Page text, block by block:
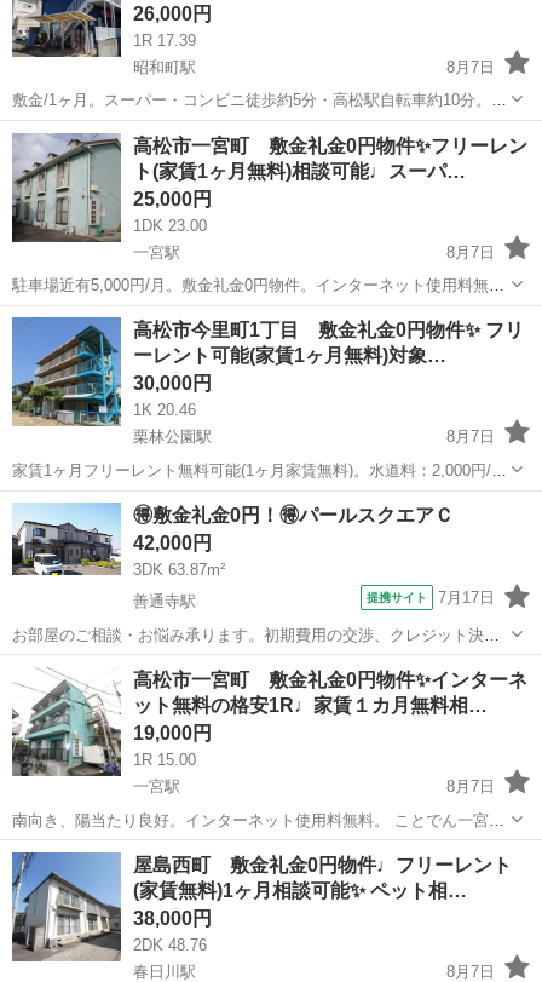
26,000円
1R 17.39
昭和町駅
8月7日
敷金/1ヶ月。スーパー・コンビニ徒歩約5分・高松駅自転車約10分。香
川大学自転車約5分。 ※住所のピンは正確では無い可能性ございます
ので、現地確認や内見ご希望の際はご連絡下さい。 ※お部屋のクリー
ニング費用は退去時...
香川 高松市 昭和町駅 アパート 物件
高松市一宮町 敷金礼金0円物件✨フリーレン
ト(家賃1ヶ月無料)相談可能♩スーパ…
25,000円
1DK 23.00
一宮駅
8月7日
駐車場近有5,000円/月。敷金礼金0円物件。インターネット使用料無
料。ことでん一宮駅まで徒歩４分の単身者向け物件です。室内洗濯機
置場あり。家電レンタル相談可能。 ※住所のピンは正確では無い可能
性ございますので、現...
香川 高松市 一宮駅 アパート 物件
高松市今里町1丁目 敷金礼金0円物件✨ フリ
ーレント可能(家賃1ヶ月無料)対象…
30,000円
1K 20.46
栗林公園駅
8月7日
家賃1ヶ月フリーレント無料可能(1ヶ月家賃無料)。水道料：2,000円/
月。インターネット無料。 ※住所のピンは正確では無い可能性ござい
ますので、現地確認や内見ご希望の際はご連絡下さい。 ※お部屋のク
リーニン...
香川 高松市 栗林公園駅 アパート 無料
🉐敷金礼金0円！🉐パールスクエアＣ
42,000円
3DK 63.87m²
善通寺駅
提携サイト 7月17日
お部屋のご相談・お悩み承ります。初期費用の交渉、クレジット決済
などもお問い合わせください。
香川 丸亀市 善通寺駅 アパート
高松市一宮町 敷金礼金0円物件✨インターネ
ット無料の格安1R♩家賃１カ月無料相…
19,000円
1R 15.00
一宮駅
8月7日
南向き、陽当たり良好。インターネット使用料無料。 ことでん一宮駅
まで徒歩４分。通勤・通学に便利な環境。 ベランダで日当たり良好。
水道代：2,000円/月 ※住所のピンは正確では無い可能性ございますの
で、現地確認...
香川 高松市 一宮駅 アパート 物件
屋島西町 敷金礼金0円物件♩フリーレント
(家賃無料)1ヶ月相談可能✨ ペット相…
38,000円
2DK 48.76
春日川駅
8月7日